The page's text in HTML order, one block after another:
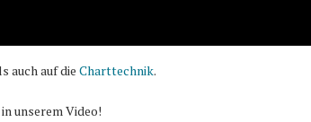
auch auf die Charttechnik.
unserem Video!